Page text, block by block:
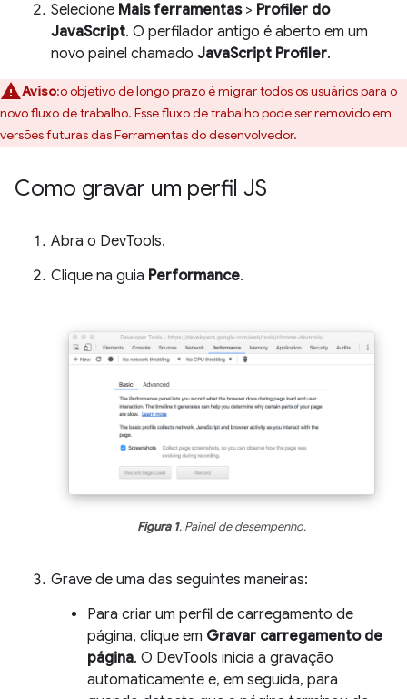
Selecione Mais ferramentas> Profiler do
JavaScript. O perfilador antigo é aberto em um
novo painel chamado JavaScript Profiler.
Aviso:o objetivo de longo prazo é migrar todos os usuários para o
novo fluxo de trabalho. Esse fluxo de trabalho pode ser removido em
versões futuras das Ferramentas do desenvolvedor.
Como gravar um perfil JS
Abra o DevTools.
Clique na guia Performance.
Figura 1. Painel de desempenho.
Grave de uma das seguintes maneiras:
Para criar um perfil de carregamento de
página, clique em Gravar carregamento de
página. O DevTools inicia a gravação
automaticamente e, em seguida, para